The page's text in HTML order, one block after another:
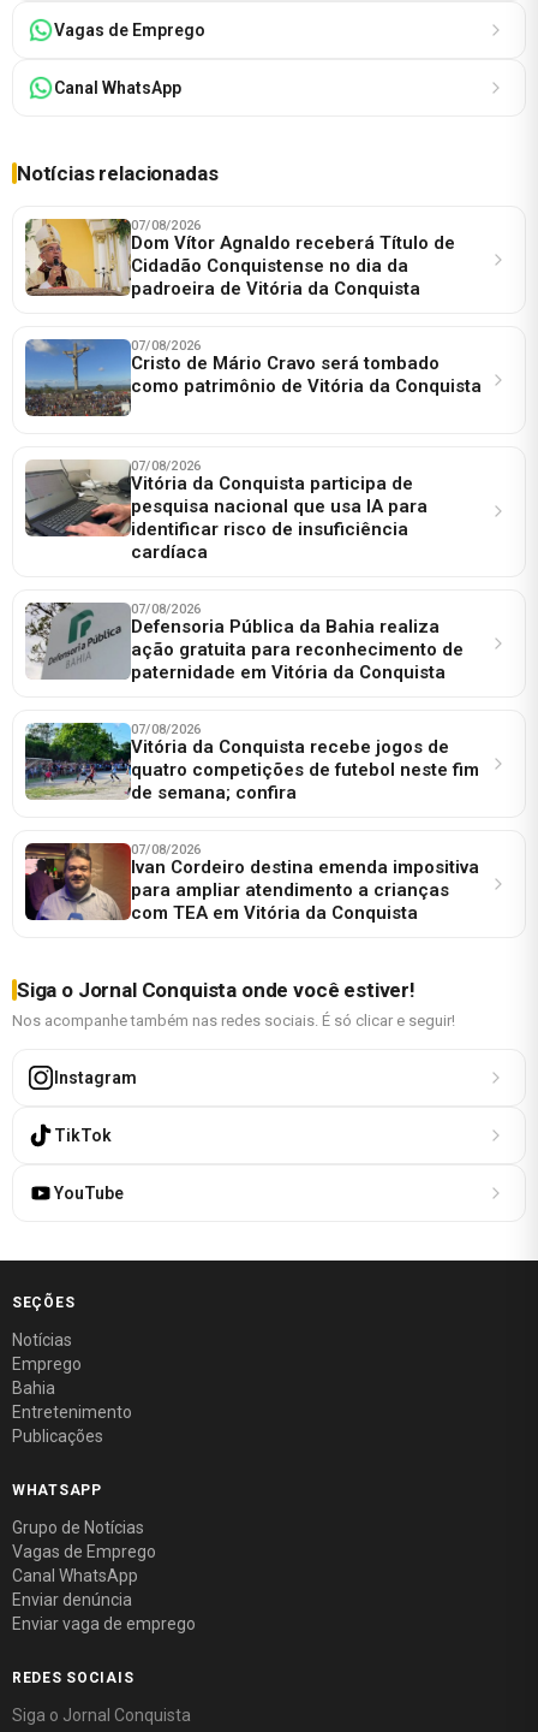
Vagas de Emprego
Canal WhatsApp
Notícias relacionadas
07/08/2026
Dom Vítor Agnaldo receberá Título de
Cidadão Conquistense no dia da
padroeira de Vitória da Conquista
07/08/2026
Cristo de Mário Cravo será tombado
como patrimônio de Vitória da Conquista
07/08/2026
Vitória da Conquista participa de
pesquisa nacional que usa IA para
identificar risco de insuficiência
cardíaca
07/08/2026
Defensoria Pública da Bahia realiza
ação gratuita para reconhecimento de
paternidade em Vitória da Conquista
07/08/2026
Vitória da Conquista recebe jogos de
quatro competições de futebol neste fim
de semana; confira
07/08/2026
Ivan Cordeiro destina emenda impositiva
para ampliar atendimento a crianças
com TEA em Vitória da Conquista
Siga o Jornal Conquista onde você estiver!
Nos acompanhe também nas redes sociais. É só clicar e seguir!
Instagram
TikTok
YouTube
SEÇÕES
Notícias
Emprego
Bahia
Entretenimento
Publicações
WHATSAPP
Grupo de Notícias
Vagas de Emprego
Canal WhatsApp
Enviar denúncia
Enviar vaga de emprego
REDES SOCIAIS
Siga o Jornal Conquista